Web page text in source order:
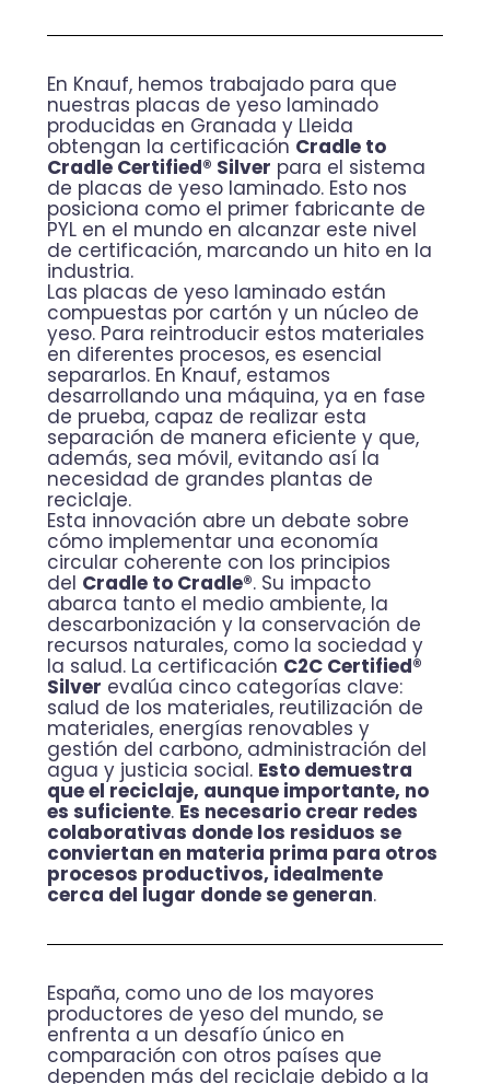
En Knauf, hemos trabajado para que
nuestras placas de yeso laminado
producidas en Granada y Lleida
obtengan la certificación Cradle to
Cradle Certified® Silver para el sistema
de placas de yeso laminado. Esto nos
posiciona como el primer fabricante de
PYL en el mundo en alcanzar este nivel
de certificación, marcando un hito en la
industria.
Las placas de yeso laminado están
compuestas por cartón y un núcleo de
yeso. Para reintroducir estos materiales
en diferentes procesos, es esencial
separarlos. En Knauf, estamos
desarrollando una máquina, ya en fase
de prueba, capaz de realizar esta
separación de manera eficiente y que,
además, sea móvil, evitando así la
necesidad de grandes plantas de
reciclaje.
Esta innovación abre un debate sobre
cómo implementar una economía
circular coherente con los principios
del Cradle to Cradle®. Su impacto
abarca tanto el medio ambiente, la
descarbonización y la conservación de
recursos naturales, como la sociedad y
la salud. La certificación C2C Certified®
Silver evalúa cinco categorías clave:
salud de los materiales, reutilización de
materiales, energías renovables y
gestión del carbono, administración del
agua y justicia social. Esto demuestra
que el reciclaje, aunque importante, no
es suficiente.Es necesario crear redes
colaborativas donde los residuos se
conviertan en materia prima para otros
procesos productivos, idealmente
cerca del lugar donde se generan.
España, como uno de los mayores
productores de yeso del mundo, se
enfrenta a un desafío único en
comparación con otros países que
dependen más del reciclaje debido a la